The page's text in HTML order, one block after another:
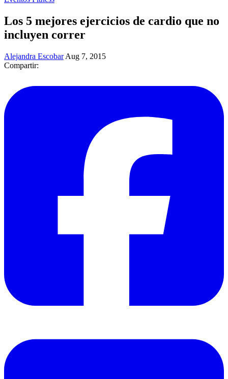
​Los 5 mejores ejercicios de cardio que no
incluyen correr
Alejandra Escobar Aug 7, 2015
Compartir: